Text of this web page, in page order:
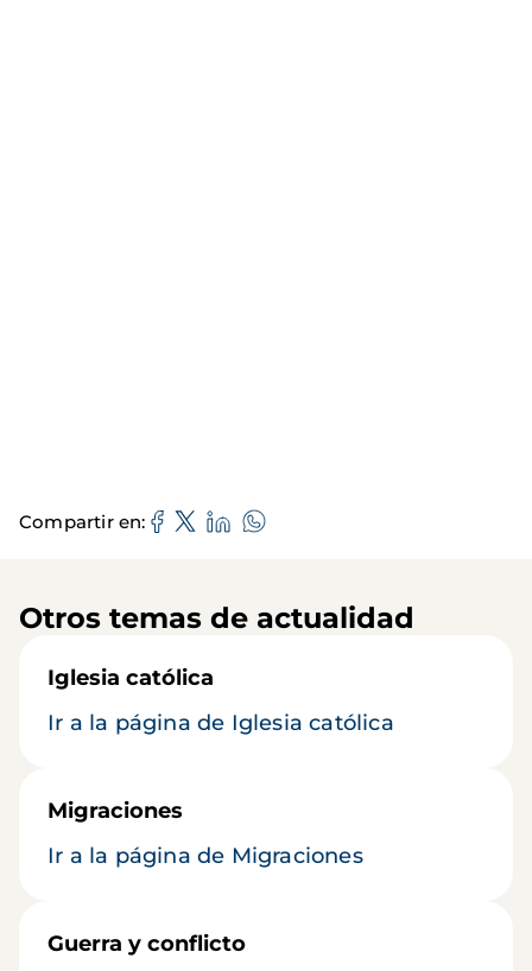
Compartir en
Otros temas de actualidad
Iglesia católica
Ir a la página de Iglesia católica
Migraciones
Ir a la página de Migraciones
Guerra y conflicto